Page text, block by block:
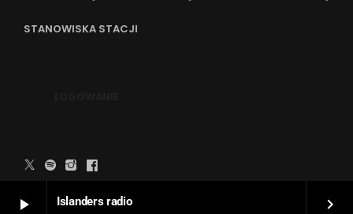
play_arrow Islanders radio keyboard_arrow_right
STANOWISKA STACJI
WYKONANIE STRONY: PIOTR SIEKIERZYŃSKI